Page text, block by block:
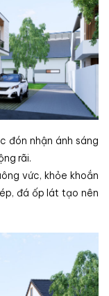
đón nhận ánh sáng
rãi.
vức, khỏe khoắn
đá ốp lát tạo nên